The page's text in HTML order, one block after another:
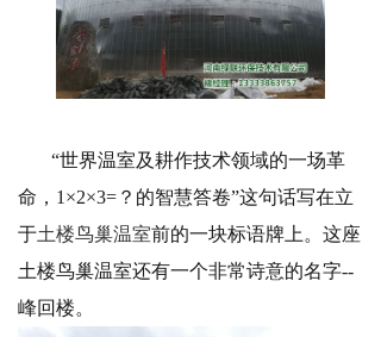
“世界温室及耕作技术领域的一场革
命，1 ×2×3= ？的智慧答卷”这句话写在立
于土楼鸟巢温室前的一块标语牌上。这座
土楼鸟巢温室还有一个非常诗意的名字--
峰回楼。